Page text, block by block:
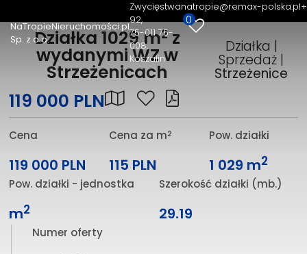
NaTropieNieruchomości.pl
Sp. z o.o.
Zwycięstwa
92
75-011 75-
008,
Koszalin
natropie@remax-polska.pl
0
Działka 1029 m2z
wydanymi WZ w
Strzeżenicach
Działka |
Sprzedaż |
Strzeżenice
119 000 PLN
Cena
119 000 PLN
Cena za m2
115 PLN
Pow. działki
1 029 m2
Pow. działki - jednostka
m2
Szerokość działki (mb.)
29.19
Numer oferty